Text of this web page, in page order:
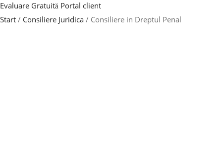
Evaluare Gratuită Portal client
Start / Consiliere Juridica / Consiliere in Dreptul Penal